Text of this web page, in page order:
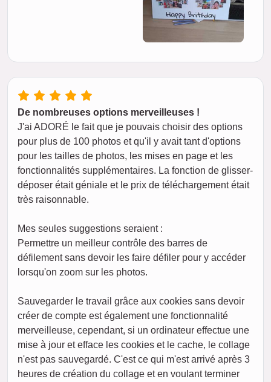
De nombreuses options merveilleuses !
J'ai ADORÉ le fait que je pouvais choisir des options
pour plus de 100 photos et qu'il y avait tant d'options
pour les tailles de photos, les mises en page et les
fonctionnalités supplémentaires. La fonction de glisser-
déposer était géniale et le prix de téléchargement était
très raisonnable.
Mes seules suggestions seraient :
Permettre un meilleur contrôle des barres de
défilement sans devoir les faire défiler pour y accéder
lorsqu'on zoom sur les photos.
Sauvegarder le travail grâce aux cookies sans devoir
créer de compte est également une fonctionnalité
merveilleuse, cependant, si un ordinateur effectue une
mise à jour et efface les cookies et le cache, le collage
n'est pas sauvegardé. C'est ce qui m'est arrivé après 3
heures de création du collage et en voulant terminer